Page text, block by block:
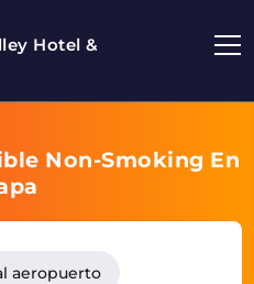
Hotel &
Non-Smoking En
aeropuerto